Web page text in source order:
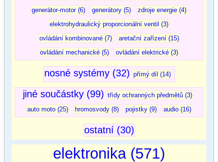
generátor-motor (6)
generátory (5)
zdroje energie (4)
elektrohydraulický proporcionální ventil (3)
ovládání kombinované (7)
aretační zařízení (15)
ovládání mechanické (5)
ovládání elektrické (3)
nosné systémy (32) přímý díl (14)
jiné součástky (99) třídy ochranných předmětů (3)
auto moto (25)
hromosvody (8) pojistky (9) audio (16)
ostatní (30)
elektronika (571)